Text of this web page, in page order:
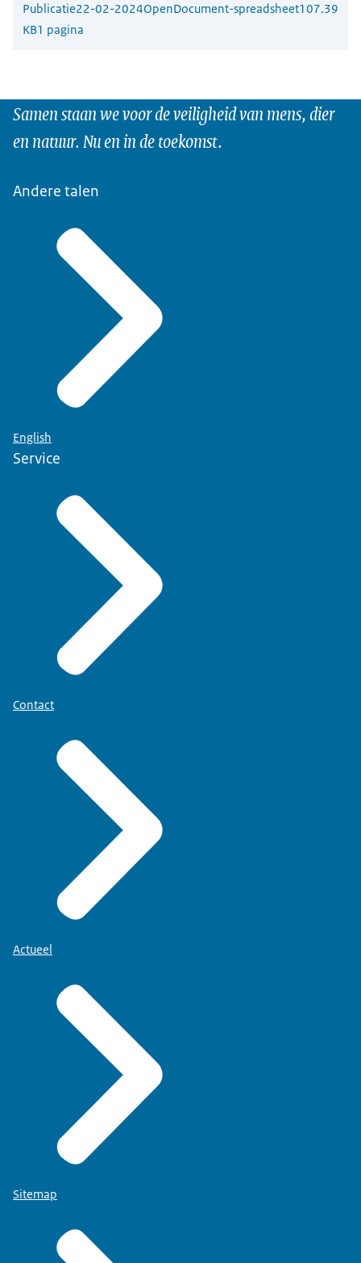
Publicatie22-02-2024OpenDocument-spreadsheet107.39
KB1 pagina
Samen staan we voor de veiligheid van mens, dier
en natuur. Nu en in de toekomst.
Andere talen
English
Service
Contact
Actueel
Sitemap